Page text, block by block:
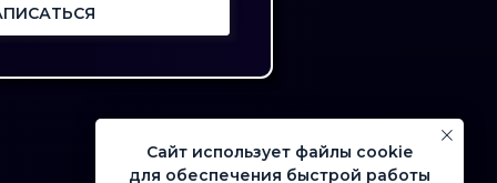
Сайт использует файлы cookie
для обеспечения быстрой работы